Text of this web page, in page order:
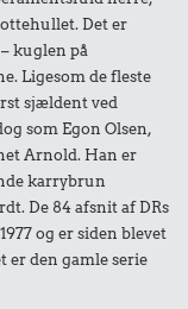
Det er
kuglen på
Ligesom de fleste
sjældent ved
som Egon Olsen,
Arnold. Han er
karrybrun
De 84 afsnit af DRs
og er siden blevet
er den gamle serie